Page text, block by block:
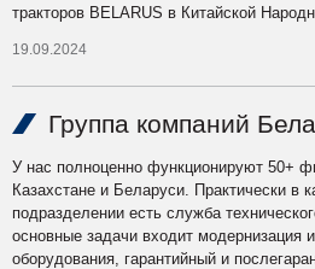
тракторов BELARUS в Китайской
19.09.2024
Группа компаний
У нас полноценно функционируют 50+
Казахстане и Беларуси. Практически в
подразделении есть служба
основные задачи входит модернизация
оборудования, гарантийный и